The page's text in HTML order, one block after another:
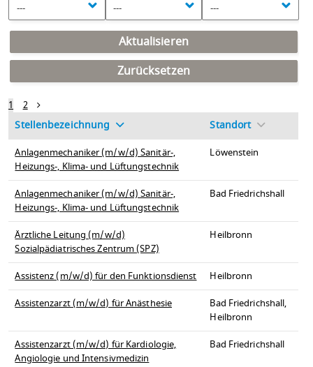
--- --- ---
Aktualisieren
Zurücksetzen
1
2
Stellenbezeichnung
Standort
Anlagenmechaniker (m/w/d) Sanitär-,
Heizungs-, Klima- und Lüftungstechnik
Löwenstein
Anlagenmechaniker (m/w/d) Sanitär-,
Heizungs-, Klima- und Lüftungstechnik
Bad Friedrichshall
Ärztliche Leitung (m/w/d)
Sozialpädiatrisches Zentrum (SPZ)
Heilbronn
Assistenz (m/w/d) für den Funktionsdienst
Heilbronn
Assistenzarzt (m/w/d) für Anästhesie
Bad Friedrichshall,
Heilbronn
Assistenzarzt (m/w/d) für Kardiologie,
Angiologie und Intensivmedizin
Bad Friedrichshall